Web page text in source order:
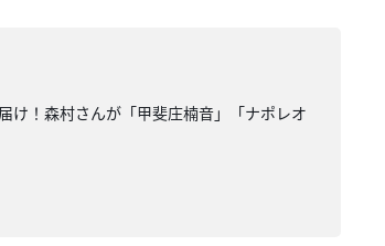
け！森村さんが「甲斐庄楠音」「ナポレオ